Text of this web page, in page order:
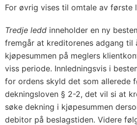
For øvrig vises til omtale av første
Tredje ledd inneholder en ny
fremgår at kreditorenes adgang til
kjøpesummen på meglers
viss periode. Innledningsvis i
for ordens skyld det som allerede
dekningsloven § 2-2, det vil si at
søke dekning i kjøpesummen
debitor på beslagstiden. Videre